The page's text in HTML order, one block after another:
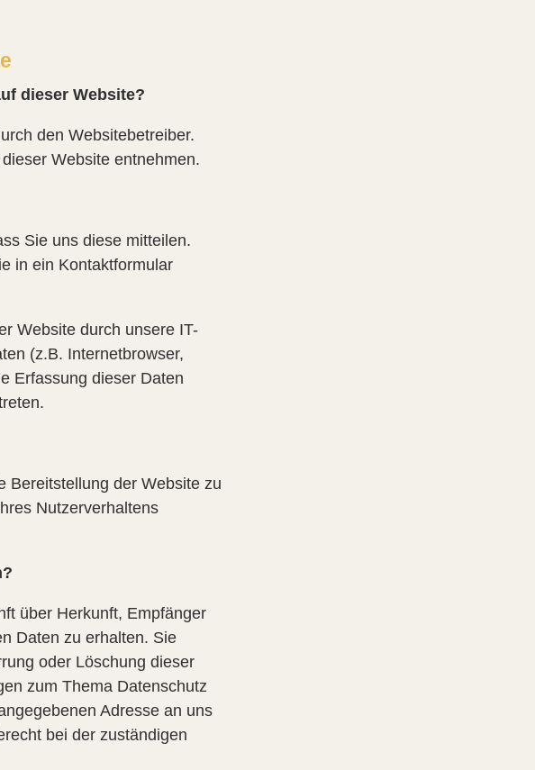
dieser Website?
den Websitebetreiber.
Website entnehmen.
Sie uns diese mitteilen.
in ein Kontaktformular
Website durch unsere IT-
(z.B. Internetbrowser,
Erfassung dieser Daten
Bereitstellung der Website zu
Nutzerverhaltens
über Herkunft, Empfänger
Daten zu erhalten. Sie
oder Löschung dieser
zum Thema Datenschutz
Adresse an uns
bei der zuständigen